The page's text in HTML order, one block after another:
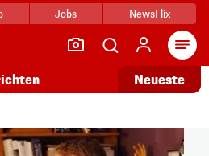
Jobs NewsFlix
Neueste